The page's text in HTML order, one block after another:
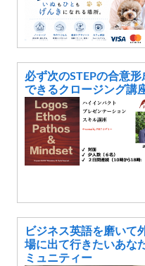
必ず次のSTEPの合意形
できるクロージング講
ビジネス英語を磨いて
場に出て行きたいあな
ミュニティー